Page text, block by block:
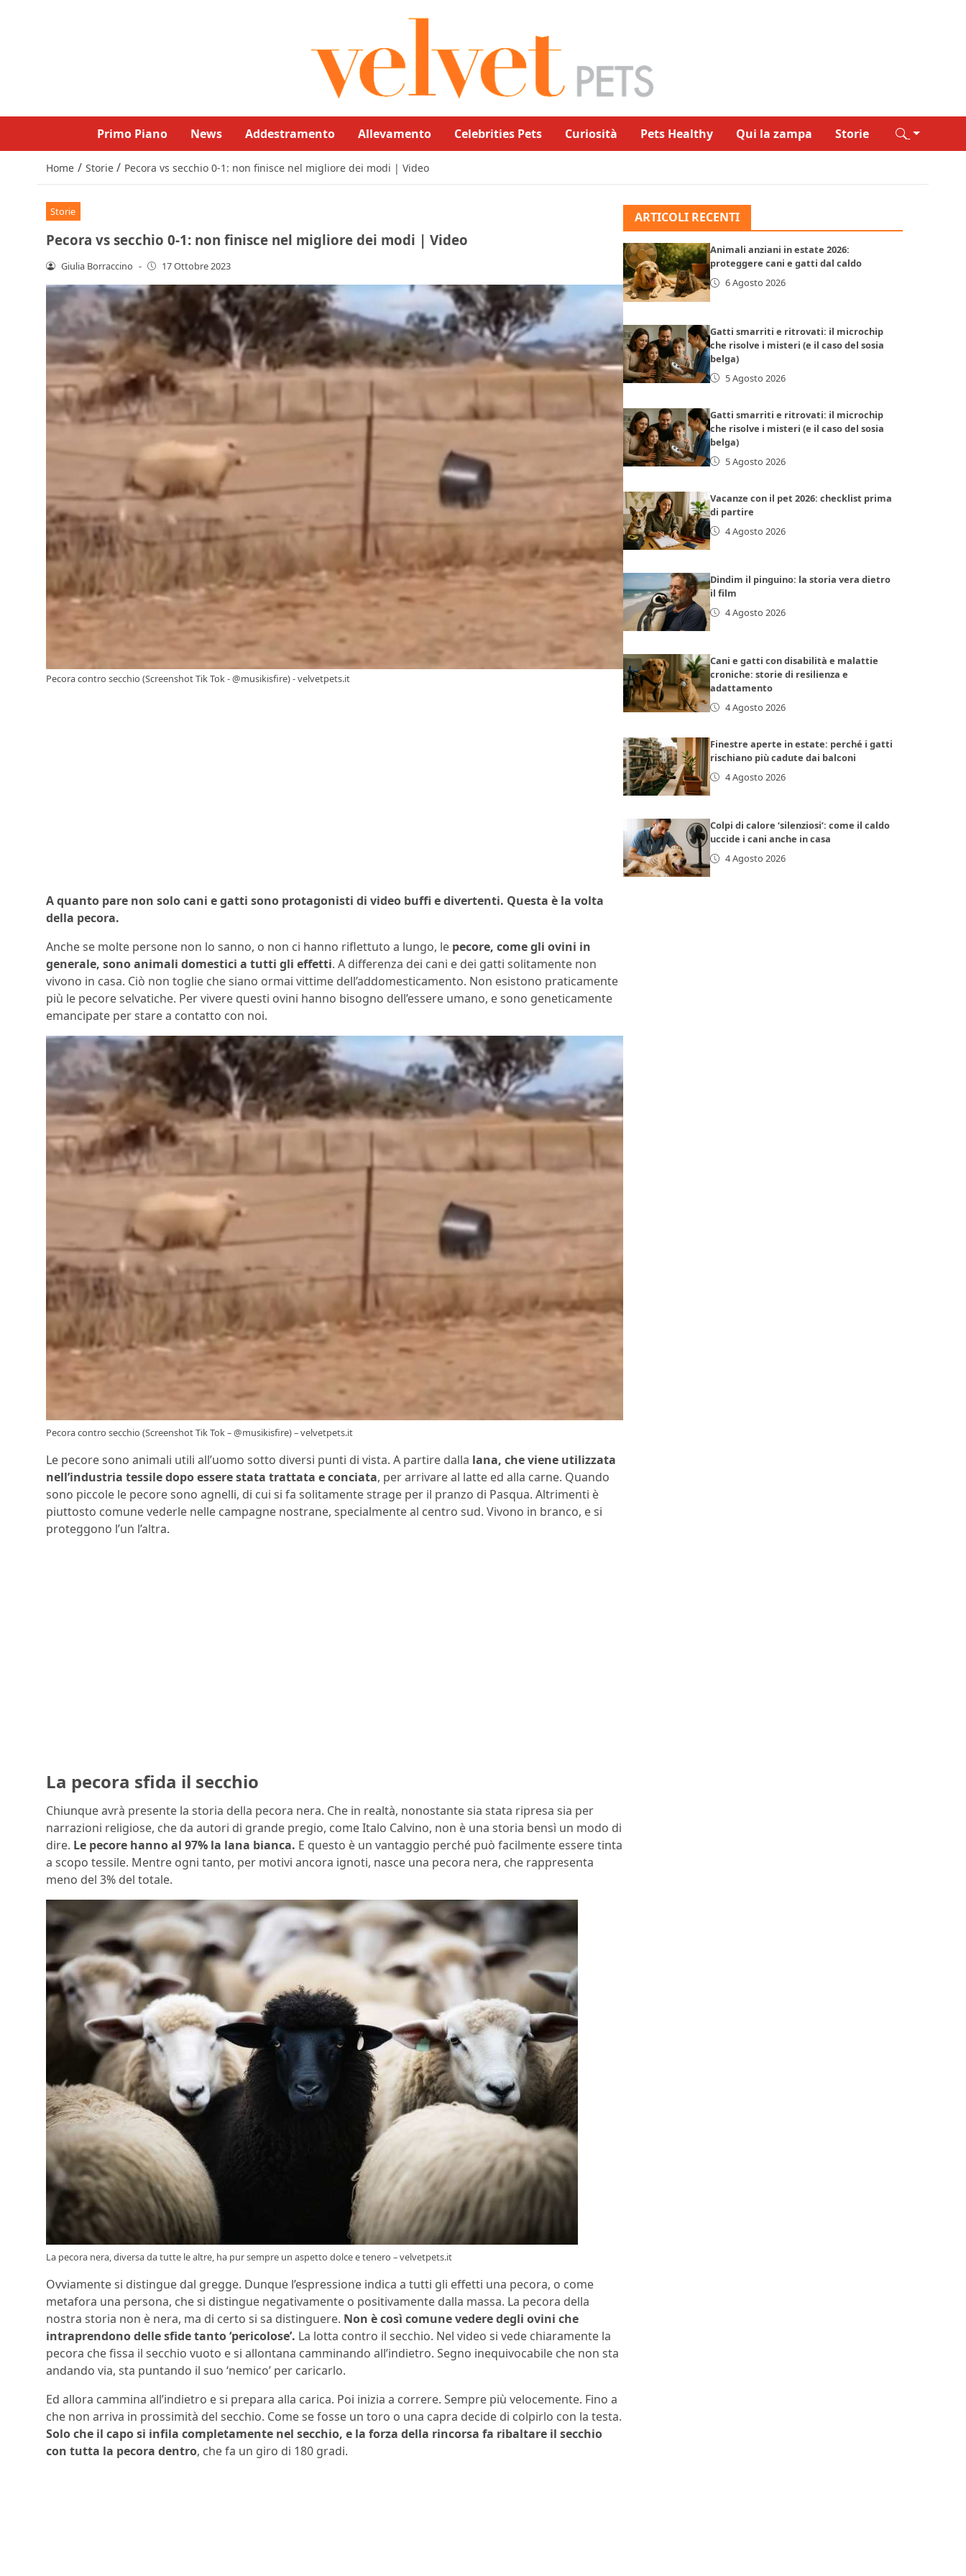
Primo Piano News Addestramento Allevamento Celebrities Pets Curiosità Pets Healthy Qui la zampa Storie
Home / Storie / Pecora vs secchio 0-1: non finisce nel migliore dei modi | Video
Storie
Pecora vs secchio 0-1: non finisce nel migliore dei modi | Video
Giulia Borraccino - 17 Ottobre 2023
Pecora contro secchio (Screenshot Tik Tok - @musikisfire) - velvetpets.it
A quanto pare non solo cani e gatti sono protagonisti di video buffi e divertenti. Questa è la volta
della pecora.
Anche se molte persone non lo sanno, o non ci hanno riflettuto a lungo, le pecore, come gli ovini in
generale, sono animali domestici a tutti gli effetti. A differenza dei cani e dei gatti solitamente non
vivono in casa. Ciò non toglie che siano ormai vittime dell’addomesticamento. Non esistono praticamente
più le pecore selvatiche. Per vivere questi ovini hanno bisogno dell’essere umano, e sono geneticamente
emancipate per stare a contatto con noi.
Pecora contro secchio (Screenshot Tik Tok – @musikisfire) – velvetpets.it
Le pecore sono animali utili all’uomo sotto diversi punti di vista. A partire dalla lana, che viene utilizzata
nell’industria tessile dopo essere stata trattata e conciata, per arrivare al latte ed alla carne. Quando
sono piccole le pecore sono agnelli, di cui si fa solitamente strage per il pranzo di Pasqua. Altrimenti è
piuttosto comune vederle nelle campagne nostrane, specialmente al centro sud. Vivono in branco, e si
proteggono l’un l’altra.
La pecora sfida il secchio
Chiunque avrà presente la storia della pecora nera. Che in realtà, nonostante sia stata ripresa sia per
narrazioni religiose, che da autori di grande pregio, come Italo Calvino, non è una storia bensì un modo di
dire. Le pecore hanno al 97% la lana bianca. E questo è un vantaggio perché può facilmente essere tinta
a scopo tessile. Mentre ogni tanto, per motivi ancora ignoti, nasce una pecora nera, che rappresenta
meno del 3% del totale.
La pecora nera, diversa da tutte le altre, ha pur sempre un aspetto dolce e tenero – velvetpets.it
Ovviamente si distingue dal gregge. Dunque l’espressione indica a tutti gli effetti una pecora, o come
metafora una persona, che si distingue negativamente o positivamente dalla massa. La pecora della
nostra storia non è nera, ma di certo si sa distinguere. Non è così comune vedere degli ovini che
intraprendono delle sfide tanto ‘pericolose’. La lotta contro il secchio. Nel video si vede chiaramente la
pecora che fissa il secchio vuoto e si allontana camminando all’indietro. Segno inequivocabile che non sta
andando via, sta puntando il suo ‘nemico’ per caricarlo.
Ed allora cammina all’indietro e si prepara alla carica. Poi inizia a correre. Sempre più velocemente. Fino a
che non arriva in prossimità del secchio. Come se fosse un toro o una capra decide di colpirlo con la testa.
Solo che il capo si infila completamente nel secchio, e la forza della rincorsa fa ribaltare il secchio
con tutta la pecora dentro, che fa un giro di 180 gradi.
ARTICOLI RECENTI
Animali anziani in estate 2026:
proteggere cani e gatti dal caldo
6 Agosto 2026
Gatti smarriti e ritrovati: il microchip
che risolve i misteri (e il caso del sosia
belga)
5 Agosto 2026
Gatti smarriti e ritrovati: il microchip
che risolve i misteri (e il caso del sosia
belga)
5 Agosto 2026
Vacanze con il pet 2026: checklist prima
di partire
4 Agosto 2026
Dindim il pinguino: la storia vera dietro
il film
4 Agosto 2026
Cani e gatti con disabilità e malattie
croniche: storie di resilienza e
adattamento
4 Agosto 2026
Finestre aperte in estate: perché i gatti
rischiano più cadute dai balconi
4 Agosto 2026
Colpi di calore ‘silenziosi’: come il caldo
uccide i cani anche in casa
4 Agosto 2026